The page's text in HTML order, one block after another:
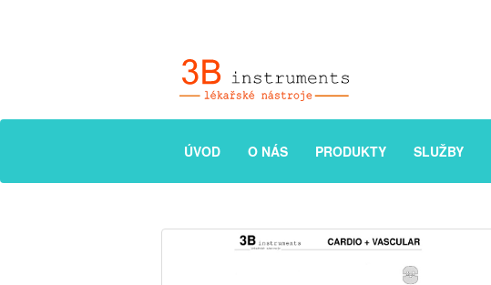
ÚVOD O NÁS PRODUKTY SLUŽBY